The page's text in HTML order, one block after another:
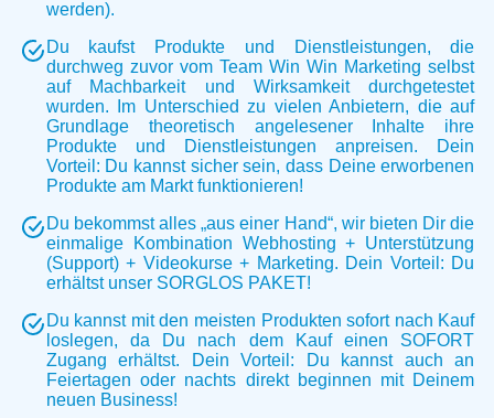
werden).
Du kaufst Produkte und Dienstleistungen, die
durchweg zuvor vom Team Win Win Marketing selbst
auf Machbarkeit und Wirksamkeit durchgetestet
wurden. Im Unterschied zu vielen Anbietern, die auf
Grundlage theoretisch angelesener Inhalte ihre
Produkte und Dienstleistungen anpreisen. Dein
Vorteil: Du kannst sicher sein, dass Deine erworbenen
Produkte am Markt funktionieren!
Du bekommst alles „aus einer Hand“, wir bieten Dir die
einmalige Kombination Webhosting + Unterstützung
(Support) + Videokurse + Marketing. Dein Vorteil: Du
erhältst unser SORGLOS PAKET!
Du kannst mit den meisten Produkten sofort nach Kauf
loslegen, da Du nach dem Kauf einen SOFORT
Zugang erhältst. Dein Vorteil: Du kannst auch an
Feiertagen oder nachts direkt beginnen mit Deinem
neuen Business!